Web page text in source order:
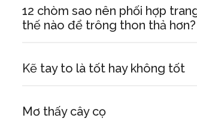
12 chòm sao nên phối hợp
thế nào để trông thon thả hơn?
Kẽ tay to là tốt hay không tốt
Mơ thấy cây cọ